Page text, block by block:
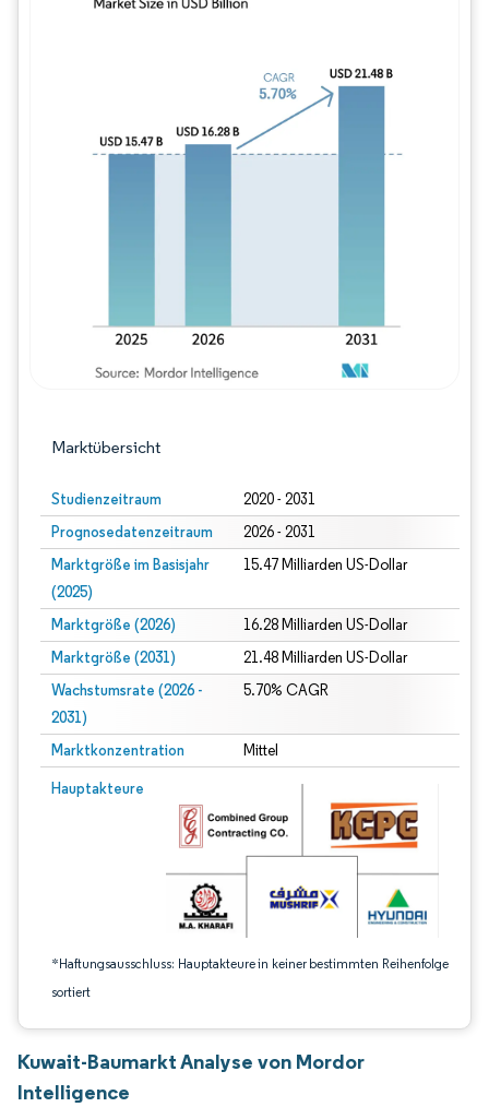
Marktübersicht
Studienzeitraum 2020 - 2031
Prognosedatenzeitraum 2026 - 2031
Marktgröße im Basisjahr
(2025)
15.47 Milliarden US-Dollar
Marktgröße (2026) 16.28 Milliarden US-Dollar
Marktgröße (2031) 21.48 Milliarden US-Dollar
Wachstumsrate (2026 -
2031)
5.70% CAGR
Marktkonzentration Mittel
Hauptakteure
*Haftungsausschluss: Hauptakteure in keiner bestimmten Reihenfolge
sortiert
Bild © Mordor Intelligence. Wiederverwendung erfordert Namensnennung
Kuwait-Baumarkt Analyse von Mordor
Intelligence